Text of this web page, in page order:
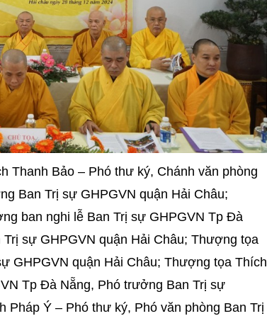
Thanh Bảo – Phó thư ký, Chánh văn phòng
Ban Trị sự GHPGVN quận Hải Châu;
ban nghi lễ Ban Trị sự GHPGVN Tp Đà
sự GHPGVN quận Hải Châu; Thượng tọa
GHPGVN quận Hải Châu; Thượng tọa Thích
Tp Đà Nẵng, Phó trưởng Ban Trị sự
Pháp Ý – Phó thư ký, Phó văn phòng Ban Trị